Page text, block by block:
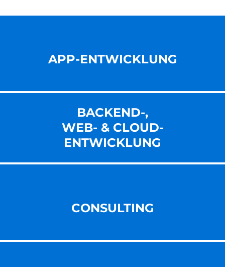
APP-ENTWICKLUNG
BACKEND-,
WEB- & CLOUD-
ENT­WICKLUNG
CONSULTING